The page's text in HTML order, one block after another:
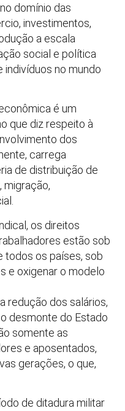
domínio das
investimentos,
a escala
social e política
indivíduos no mundo
é um
que diz respeito à
dos
carrega
de distribuição de
migração,
os direitos
estão sob
todos os países, sob
e oxigenar o modelo
redução dos salários,
desmonte do Estado
somente as
e aposentados,
gerações, o que,
de ditadura militar